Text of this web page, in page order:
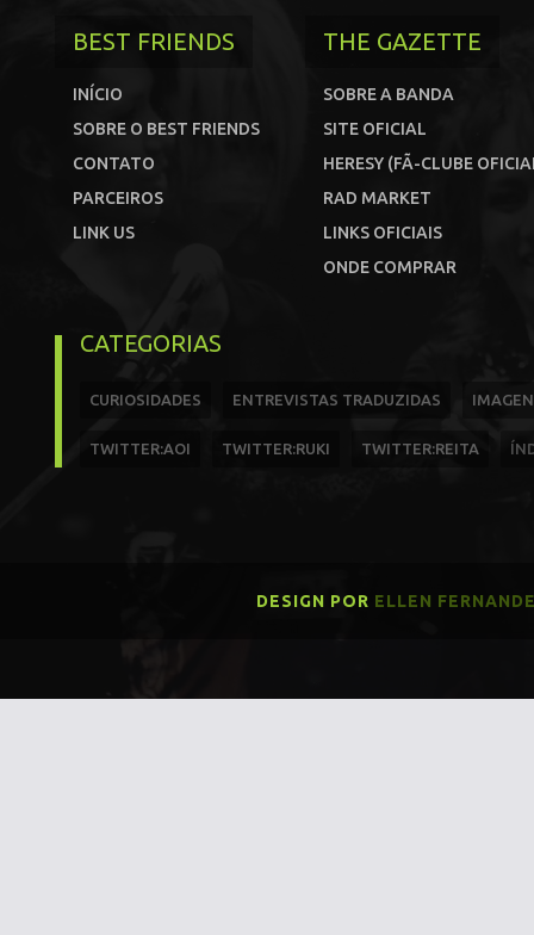
BEST FRIENDS
INÍCIO
SOBRE O BEST FRIENDS
CONTATO
PARCEIROS
LINK US
THE GAZETTE
SOBRE A BANDA
SITE OFICIAL
HERESY (FÃ-CLUBE
RAD MARKET
LINKS OFICIAIS
ONDE COMPRAR
CATEGORIAS
CURIOSIDADES ENTREVISTAS TRADUZIDAS
TWITTER:AOI TWITTER:RUKI TWITTER:REITA
DESIGN POR ELLEN